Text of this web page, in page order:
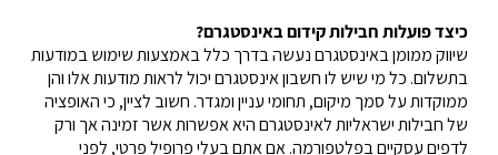
כיצד פועלות חבילות קידום באינסטגרם?
שיווק ממומן באינסטגרם נעשה בדרך כלל באמצעות שימוש במודעות
בתשלום. כל מי שיש לו חשבון אינסטגרם יכול לראות מודעות אלו והן
ממוקדות על סמך מיקום, תחומי עניין ומגדר. חשוב לציין, כי האופציה
של חבילות ישראליות לאינסטגרם היא אפשרות אשר זמינה אך ורק
לדפים עסקיים בפלטפורמה. אם אתם בעלי פרופיל פרטי, לפני